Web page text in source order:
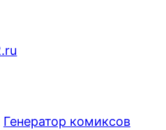
Генератор комиксов